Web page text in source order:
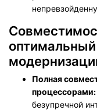
Полная
процессорами:
безупречной